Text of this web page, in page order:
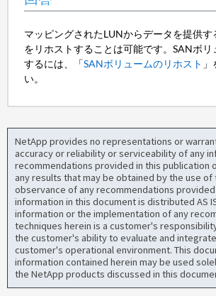
マッピングされたLUNからデータを提供す
をリホストすることは可能です。SANボリ
するには、「SANボリュームのリホスト
い。
NetApp provides no representations or
accuracy or reliability or serviceability of any
recommendations provided in this publication
any results that may be obtained by the use
observance of any recommendations provided
information in this document is distributed AS
information or the implementation of any
techniques herein is a customer's
the customer's ability to evaluate and
customer's operational environment. This
information contained herein may be used
the NetApp products discussed in this